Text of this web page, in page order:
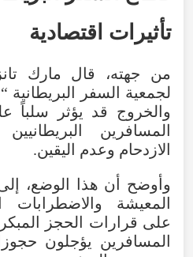
تأثيرات اقتصادية
من جهته، قال مارك
لجمعية
السفر البريطانية “
والخروج
قد يؤثر سلباً
المسافرين
البريطانيين
الازدحام وعدم اليقين.
وأوضح
أن هذا الوضع،
المعيشة
والاضطرابات
على قرارات الحجز المبكر
المسافرين يؤجلون